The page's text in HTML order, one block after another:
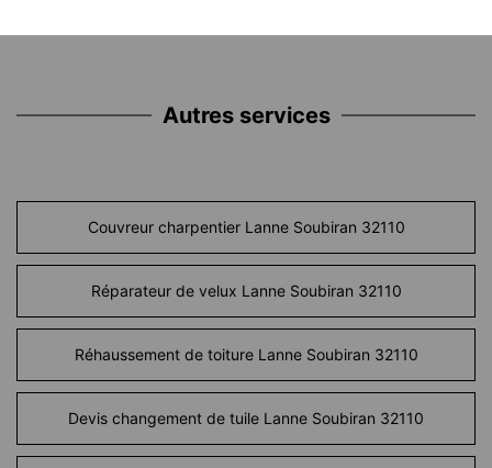
Autres services
Couvreur charpentier Lanne Soubiran 32110
Réparateur de velux Lanne Soubiran 32110
Réhaussement de toiture Lanne Soubiran 32110
Devis changement de tuile Lanne Soubiran 32110